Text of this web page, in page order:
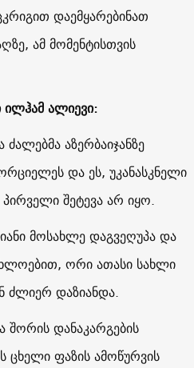
დაემყარებინათ
ამ მომენტისთვის
ილჰამ ალიევი:
აზერბაიჯანზე
და ეს, უკანასკნელი
შეტევა არ იყო.
მოსახლე დაგვეღუპა და
ორი ათასი სახლი
ძლიერ დაზიანდა.
შორის დანაკარგების
ცხელი ფაზის ამოწურვის